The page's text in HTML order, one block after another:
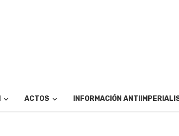
ACTOS INFORMACIÓN